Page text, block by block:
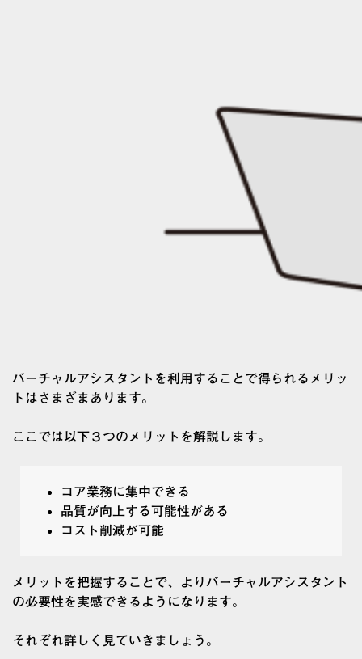
バーチャルアシスタントを利用することで得られるメリッ
トはさまざまあります。
ここでは以下３つのメリットを解説します。
コア業務に集中できる
品質が向上する可能性がある
コスト削減が可能
メリットを把握することで、よりバーチャルアシスタント
の必要性を実感できるようになります。
それぞれ詳しく見ていきましょう。